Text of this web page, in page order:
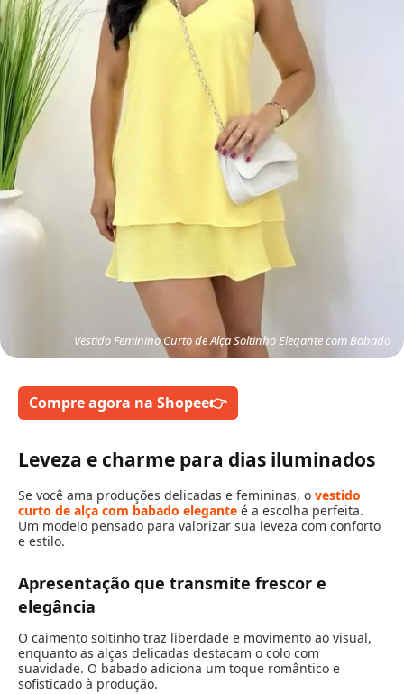
Vestido Feminino Curto de Alça Soltinho Elegante com Babado
Compre agora na Shopee👉
Leveza e charme para dias iluminados
Se você ama produções delicadas e femininas, o vestido
curto de alça com babado elegante é a escolha perfeita.
Um modelo pensado para valorizar sua leveza com conforto
e estilo.
Apresentação que transmite frescor e
elegância
O caimento soltinho traz liberdade e movimento ao visual,
enquanto as alças delicadas destacam o colo com
suavidade. O babado adiciona um toque romântico e
sofisticado à produção.